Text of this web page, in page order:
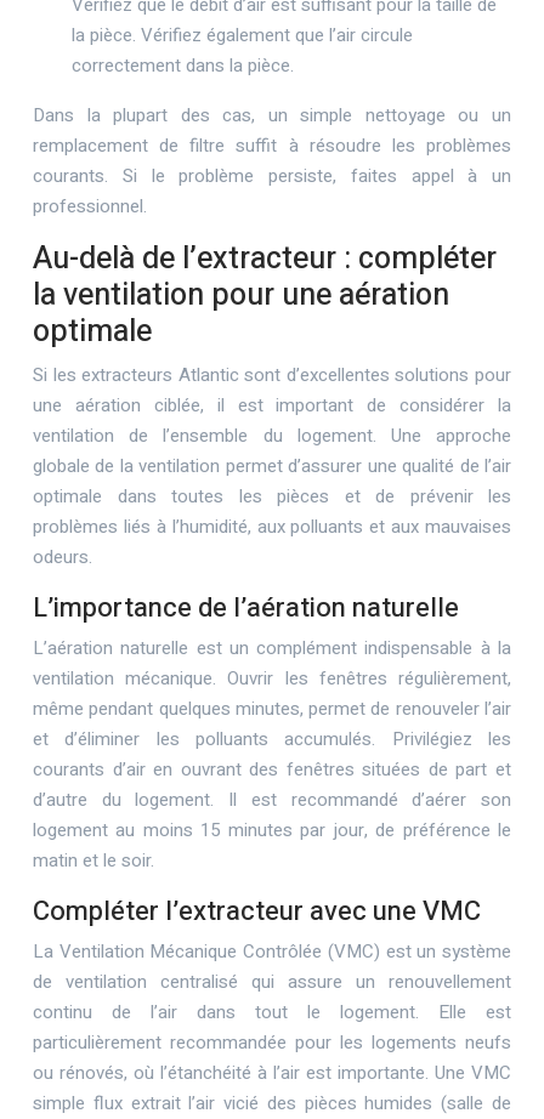
la pièce. Vérifiez également que l’air circule
correctement dans la pièce.
Dans la plupart des cas, un simple nettoyage ou un
remplacement de filtre suffit à résoudre les problèmes
courants. Si le problème persiste, faites appel à un
professionnel.
Au-delà de l’extracteur : compléter
la ventilation pour une aération
optimale
Si les extracteurs Atlantic sont d’excellentes solutions pour
une aération ciblée, il est important de considérer la
ventilation de l’ensemble du logement. Une approche
globale de la ventilation permet d’assurer une qualité de l’air
optimale dans toutes les pièces et de prévenir les
problèmes liés à l’humidité, aux polluants et aux mauvaises
odeurs.
L’importance de l’aération naturelle
L’aération naturelle est un complément indispensable à la
ventilation mécanique. Ouvrir les fenêtres régulièrement,
même pendant quelques minutes, permet de renouveler l’air
et d’éliminer les polluants accumulés. Privilégiez les
courants d’air en ouvrant des fenêtres situées de part et
d’autre du logement. Il est recommandé d’aérer son
logement au moins 15 minutes par jour, de préférence le
matin et le soir.
Compléter l’extracteur avec une VMC
La Ventilation Mécanique Contrôlée (VMC) est un système
de ventilation centralisé qui assure un renouvellement
continu de l’air dans tout le logement. Elle est
particulièrement recommandée pour les logements neufs
ou rénovés, où l’étanchéité à l’air est importante. Une VMC
simple flux extrait l’air vicié des pièces humides (salle de